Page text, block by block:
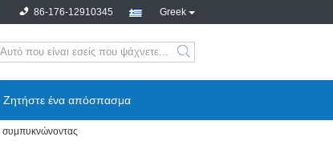
Greek
86-176-12910345
search
Ζητήστε ένα απόσπασμα
συμπυκνώνοντας